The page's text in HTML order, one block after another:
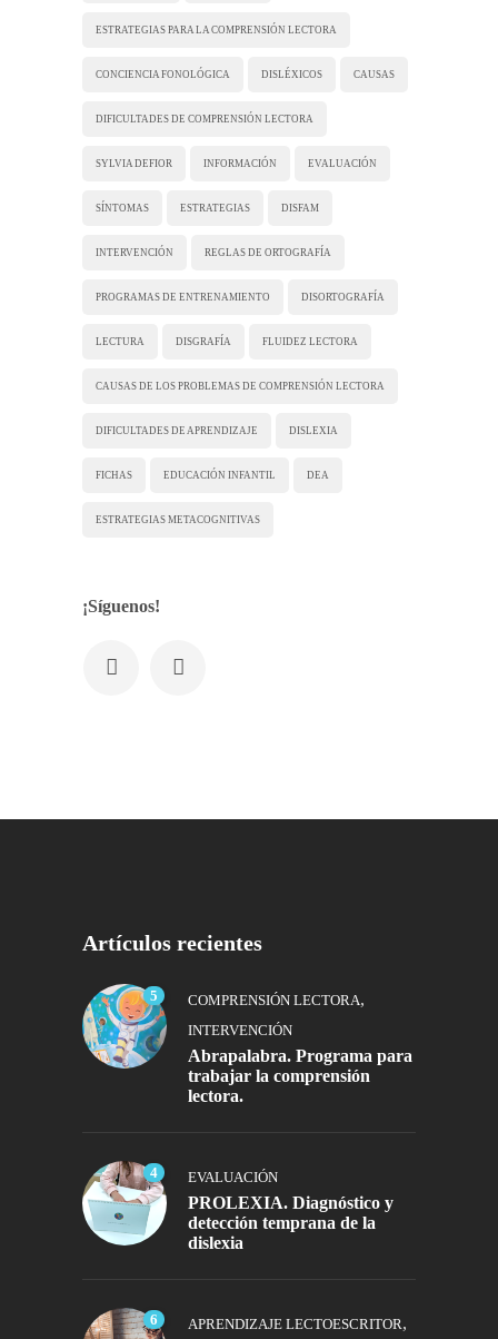
ESTRATEGIAS PARA LA COMPRENSIÓN LECTORA
CONCIENCIA FONOLÓGICA DISLÉXICOS CAUSAS
DIFICULTADES DE COMPRENSIÓN LECTORA
SYLVIA DEFIOR INFORMACIÓN EVALUACIÓN
SÍNTOMAS ESTRATEGIAS DISFAM
INTERVENCIÓN REGLAS DE ORTOGRAFÍA
PROGRAMAS DE ENTRENAMIENTO DISORTOGRAFÍA
LECTURA DISGRAFÍA FLUIDEZ LECTORA
CAUSAS DE LOS PROBLEMAS DE COMPRENSIÓN LECTORA
DIFICULTADES DE APRENDIZAJE DISLEXIA
FICHAS EDUCACIÓN INFANTIL DEA
ESTRATEGIAS METACOGNITIVAS
¡Síguenos!
Artículos recientes
5 COMPRENSIÓN LECTORA,
INTERVENCIÓN
Abrapalabra. Programa para
trabajar la comprensión
lectora.
4 EVALUACIÓN
PROLEXIA. Diagnóstico y
detección temprana de la
dislexia
6 APRENDIZAJE LECTOESCRITOR,